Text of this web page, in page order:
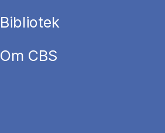
Bibliotek
Om CBS